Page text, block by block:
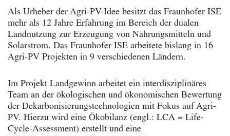
Als Urheber der Agri-PV-Idee besitzt das Fraunhofer ISE
mehr als 12 Jahre Erfahrung im Bereich der dualen
Landnutzung zur Erzeugung von Nahrungsmitteln und
Solarstrom. Das Fraunhofer ISE arbeitete bislang in 16
Agri-PV Projekten in 9 verschiedenen Ländern.
Im Projekt Landgewinn arbeitet ein interdisziplinäres
Team an der ökologischen und ökonomischen Bewertung
der Dekarbonisierungstechnologien mit Fokus auf Agri-
PV. Hierzu wird eine Ökobilanz (engl.: LCA = Life-
Cycle-Assessment) erstellt und eine